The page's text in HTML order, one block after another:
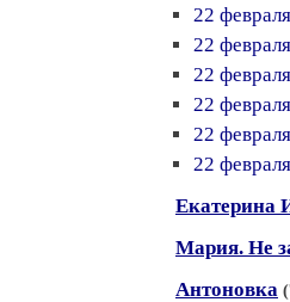
22
22
22
22
22
22
Екатерина
Мария. Не
Антоновка